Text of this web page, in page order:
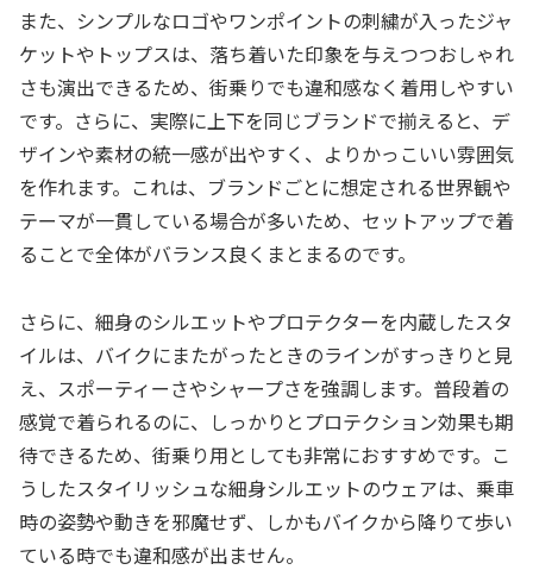
また、シンプルなロゴやワンポイントの刺繍が入ったジャ
ケットやトップスは、落ち着いた印象を与えつつおしゃれ
さも演出できるため、街乗りでも違和感なく着用しやすい
です。さらに、実際に上下を同じブランドで揃えると、デ
ザインや素材の統一感が出やすく、よりかっこいい雰囲気
を作れます。これは、ブランドごとに想定される世界観や
テーマが一貫している場合が多いため、セットアップで着
ることで全体がバランス良くまとまるのです。
さらに、細身のシルエットやプロテクターを内蔵したスタ
イルは、バイクにまたがったときのラインがすっきりと見
え、スポーティーさやシャープさを強調します。普段着の
感覚で着られるのに、しっかりとプロテクション効果も期
待できるため、街乗り用としても非常におすすめです。こ
うしたスタイリッシュな細身シルエットのウェアは、乗車
時の姿勢や動きを邪魔せず、しかもバイクから降りて歩い
ている時でも違和感が出ません。